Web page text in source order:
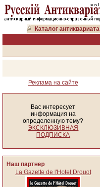
Каталог антиквариата
Реклама на сайте
Вас интересует
информация на
определенную тему?
ЭКСКЛЮЗИВНАЯ
ПОДПИСКА
Наш партнер
La Gazette de l'Hotel Drouot